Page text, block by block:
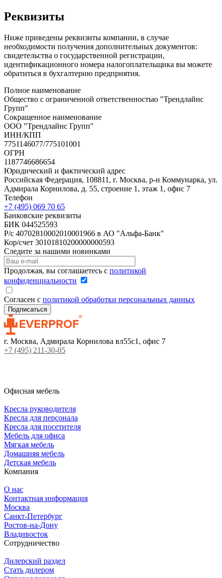
Реквизиты
Ниже приведены реквизиты компании, в случае
необходимости получения дополнительных документов:
свидетельства о государственной регистрации,
идентификационного номера налогоплательщика вы можете
обратиться в бухгалтерию предприятия.
Полное наименование
Общество с ограниченной ответственностью "Трендлайнс
Групп"
Сокращенное наименование
ООО "Трендлайнс Групп"
ИНН/КПП
7751146077/775101001
ОГРН
1187746686654
Юридический и фактический адрес
Российская Федерация, 108811, г. Москва, р-н Коммунарка, ул.
Адмирала Корнилова, д. 55, строение 1, этаж 1, офис 7
Телефон
+7 (495) 069 70 65
Банковские реквизиты
БИК 044525593
Р/с 40702810002010001966 в АО "Альфа-Банк"
Кор/счет 30101810200000000593
Следите за нашими новинками
Продолжая, вы соглашаетесь с политикой
конфиденциальности
Согласен с политикой обработки персональных данных
г. Москва, Адмирала Корнилова вл55с1, офис 7
+7 (495) 211-30-05
Офисная мебель
Кресла руководителя
Кресла для персонала
Кресла для посетителя
Мебель для офиса
Мягкая мебель
Домашняя мебель
Детская мебель
Компания
О нас
Контактная информация
Москва
Санкт-Петербург
Ростов-на-Дону
Владивосток
Сотрудничество
Дилерский раздел
Стать дилером